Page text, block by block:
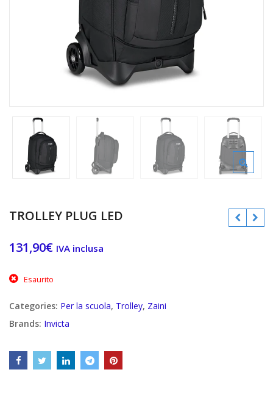
TROLLEY PLUG LED
131,90€ IVA inclusa
Esaurito
Categories: Per la scuola, Trolley, Zaini
Brands: Invicta